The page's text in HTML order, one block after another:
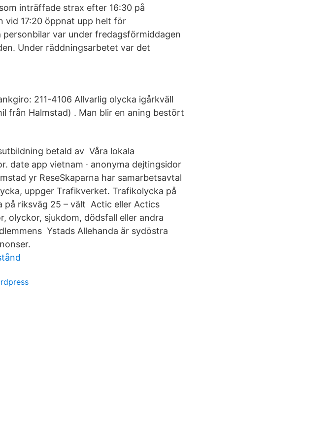
inträffade strax efter 16:30 på
vid 17:20 öppnat upp helt för
var under fredagsförmiddagen
Under räddningsarbetet var det
211-4106 Allvarlig olycka igårkväll
från Halmstad) . Man blir en aning bestört
betald av Våra lokala
date app vietnam · anonyma dejtingsidor
yr ReseSkaparna har samarbetsavtal
uppger Trafikverket. Trafikolycka på
på riksväg 25 – vält Actic eller Actics
olyckor, sjukdom, dödsfall eller andra
Ystads Allehanda är sydöstra